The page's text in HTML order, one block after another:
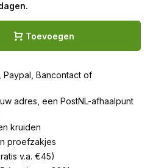
Toevoegen
Paypal, Bancontact of
adres, een PostNL-afhaalpunt
kruiden
proefzakjes
v.a. €45)